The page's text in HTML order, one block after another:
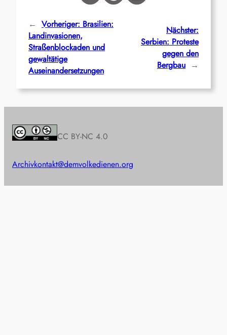
← Vorheriger: Brasilien:
Landinvasionen,
Straßenblockaden und
gewaltätige
Auseinandersetzungen
Nächster:
Serbien: Proteste
gegen den
Bergbau →
CC BY-NC 4.0
Archivkontakt@demvolkedienen.org